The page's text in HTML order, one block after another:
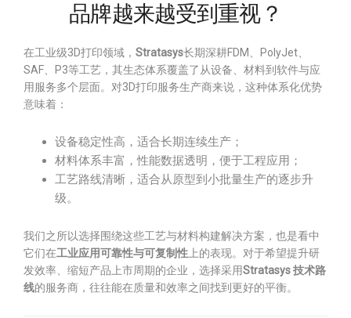
品牌越来越受到重视？
在工业级3D打印领域， Stratasys长期深耕FDM、PolyJet、
SAF、P3等工艺，其生态体系覆盖了从设备、材料到软件与应
用服务多个层面。对3D打印服务生产商来说，这种体系化优势
意味着：
设备稳定性高，适合长期连续生产；
材料体系丰富，性能数据透明，便于工程应用；
工艺路线清晰，适合从原型到小批量生产的逐步升
级。
我们之所以选择围绕这些工艺与材料构建解决方案，也是看中
它们在工业应用可靠性与可复制性 上的表现。对于希望提升研
发效率、缩短产品上市周期的企业，选择采用Stratasys 技术路
线的服务商，往往能在质量和效率之间找到更好的平衡。